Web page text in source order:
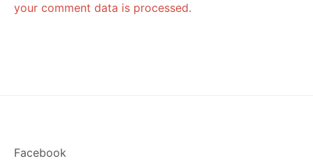
your comment data is processed.
Facebook